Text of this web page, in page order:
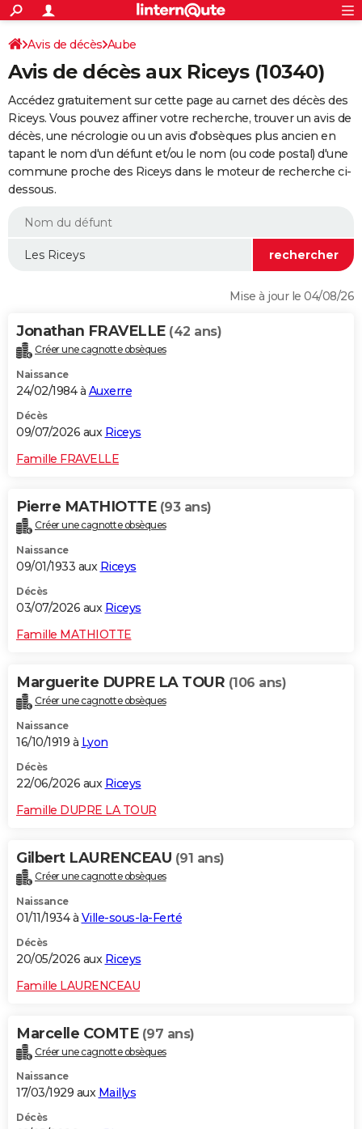
ACTUALITÉS
Politique
Société
Faits Divers
Education
Monde
Villes
+
SPORT
Coupe du monde 2026
Football
Tennis
Cyclisme
Rugby
Forum
Programme TV
TNT
Streaming
Cinéma
Sorties cinéma
Musique
+
FINANCE
Retraite
Epargne
Immobilier
Risques naturels par ville
Assurance
AUTO
Essais
Réserver un essai
Citadines
Berlines
SUV
Forum auto
+
HIGH-TECH
BRICOLAGE
WEEK-END
Alimentation
Guide de la santé
Maladies
Médicaments
Sommeil
VOYAGE
Destinations
City break
Voyage nature
Voyage de noces
Forum
Climat
+PHOTO
GUIDES D'ACHAT
Carte de Noël
Carte Bonne année
Carte Saint-Valentin
Carte Pâques
Carte d'anniversaire
DICTIONNAIRE
Dictionnaire
Biographies
Citations
Expressions
Proverbes
PROGRAMME TV
S'inscrire
Se connecter
Lycées
Collèges
Primaires
Universités
Entreprises
Service militaire
Avis de recherche
AVIS DE DÉCÈS
FORUM
Avis de décès Aube
Avis de décès aux Riceys (10340)
Accédez gratuitement sur cette page au carnet des décès des
Riceys. Vous pouvez affiner votre recherche, trouver un avis de
décès, une nécrologie ou un avis d'obsèques plus ancien en
tapant le nom d'un défunt et/ou le nom (ou code postal) d'une
commune proche des Riceys dans le moteur de recherche ci-
dessous.
Mise à jour le 04/08/26
Jonathan FRAVELLE (42 ans)
Créer une cagnotte obsèques
Naissance
24/02/1984 à Auxerre
Décès
09/07/2026 aux Riceys
Famille FRAVELLE
Pierre MATHIOTTE (93 ans)
Créer une cagnotte obsèques
Naissance
09/01/1933 aux Riceys
Décès
03/07/2026 aux Riceys
Famille MATHIOTTE
Marguerite DUPRE LA TOUR (106 ans)
Créer une cagnotte obsèques
Naissance
16/10/1919 à Lyon
Décès
22/06/2026 aux Riceys
Famille DUPRE LA TOUR
Gilbert LAURENCEAU (91 ans)
Créer une cagnotte obsèques
Naissance
01/11/1934 à Ville-sous-la-Ferté
Décès
20/05/2026 aux Riceys
Famille LAURENCEAU
Marcelle COMTE (97 ans)
Créer une cagnotte obsèques
Naissance
17/03/1929 aux Maillys
Décès